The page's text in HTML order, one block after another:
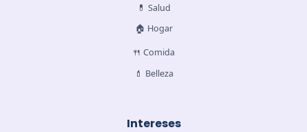
💊 Salud
🏠 Hogar
🍴 Comida
💄 Belleza
Intereses